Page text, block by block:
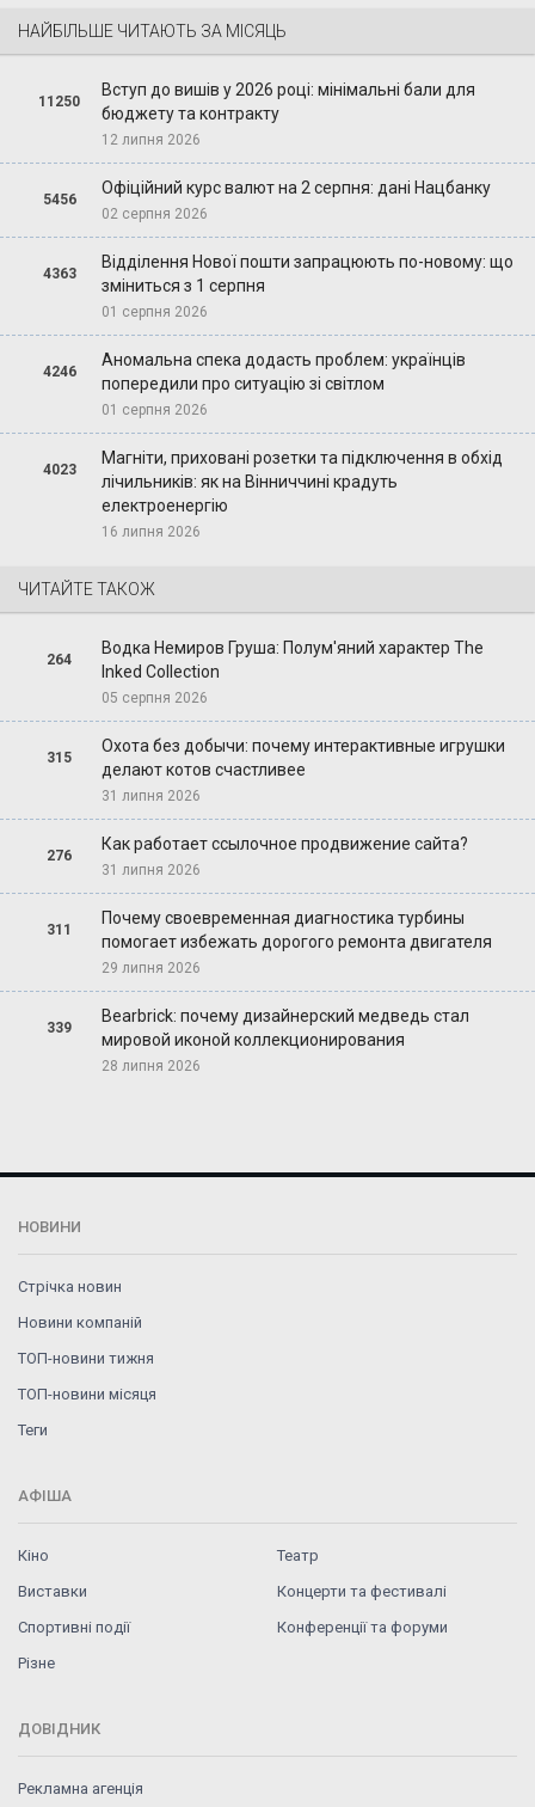
НАЙБІЛЬШЕ ЧИТАЮТЬ ЗА МІСЯЦЬ
11250
Вступ до вишів у 2026 році: мінімальні бали для
бюджету та контракту
12 липня 2026
5456
Офіційний курс валют на 2 серпня: дані Нацбанку
02 серпня 2026
4363
Відділення Нової пошти запрацюють по-новому: що
зміниться з 1 серпня
01 серпня 2026
4246
Аномальна спека додасть проблем: українців
попередили про ситуацію зі світлом
01 серпня 2026
4023
Магніти, приховані розетки та підключення в обхід
лічильників: як на Вінниччині крадуть
електроенергію
16 липня 2026
ЧИТАЙТЕ ТАКОЖ
264
Водка Немиров Груша: Полум'яний характер The
Inked Collection
05 серпня 2026
315
Охота без добычи: почему интерактивные игрушки
делают котов счастливее
31 липня 2026
276
Как работает ссылочное продвижение сайта?
31 липня 2026
311
Почему своевременная диагностика турбины
помогает избежать дорогого ремонта двигателя
29 липня 2026
339
Bearbrick: почему дизайнерский медведь стал
мировой иконой коллекционирования
28 липня 2026
НОВИНИ
Стрічка новин
Новини компаній
ТОП-новини тижня
ТОП-новини місяця
Теги
АФІША
Кіно
Театр
Виставки
Концерти та фестивалі
Спортивні події
Конференції та форуми
Різне
ДОВІДНИК
Рекламна агенція